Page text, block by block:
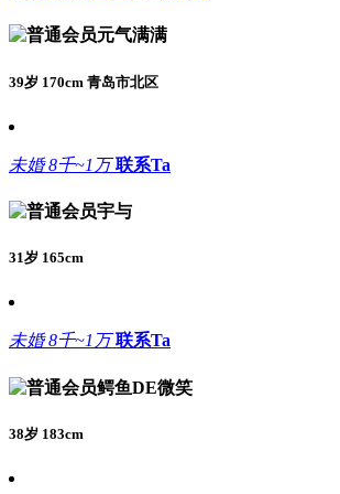
元气满满
39岁 170cm 青岛市北区
未婚8千~1万联系Ta
宇与
31岁 165cm
未婚8千~1万联系Ta
鳄鱼DE微笑
38岁 183cm